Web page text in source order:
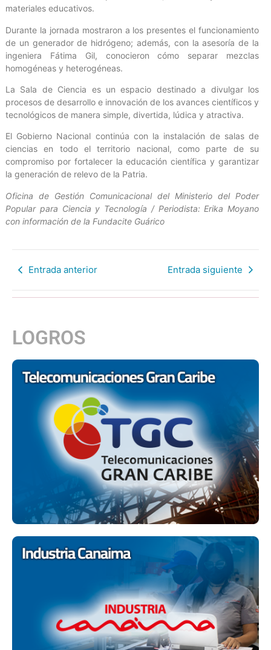
materiales educativos.
Durante la jornada mostraron a los presentes el funcionamiento
de un generador de hidrógeno; además, con la asesoría de la
ingeniera Fátima Gil, conocieron cómo separar mezclas
homogéneas y heterogéneas.
La Sala de Ciencia es un espacio destinado a divulgar los
procesos de desarrollo e innovación de los avances científicos y
tecnológicos de manera simple, divertida, lúdica y atractiva.
El Gobierno Nacional continúa con la instalación de salas de
ciencias en todo el territorio nacional, como parte de su
compromiso por fortalecer la educación científica y garantizar
la generación de relevo de la Patria.
Oficina de Gestión Comunicacional del Ministerio del Poder
Popular para Ciencia y Tecnología / Periodista: Erika Moyano
con información de la Fundacite Guárico
Entrada anterior Entrada siguiente
LOGROS